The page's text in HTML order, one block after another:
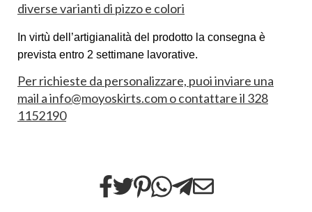
diverse varianti di pizzo e colori
In virtù dell’artigianalità del prodotto la consegna è
prevista entro 2 settimane lavorative.
Per richieste da personalizzare, puoi inviare una
mail a info@moyoskirts.com o contattare il 328
1152190